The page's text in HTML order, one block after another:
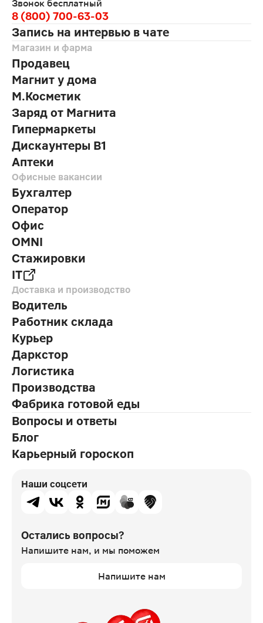
Звонок бесплатный
8 (800) 700-63-03
Запись на интервью в чате
Магазин и фарма
Продавец
Магнит у дома
М.Косметик
Заряд от Магнита
Гипермаркеты
Дискаунтеры В1
Аптеки
Офисные вакансии
Бухгалтер
Оператор
Офис
OMNI
Стажировки
IT
Доставка и производство
Водитель
Работник склада
Курьер
Даркстор
Логистика
Производства
Фабрика готовой еды
Вопросы и ответы
Блог
Карьерный гороскоп
Наши соцсети
Остались вопросы?
Напишите нам, и мы поможем
Напишите нам